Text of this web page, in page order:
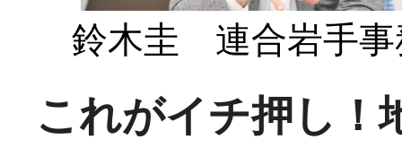
鈴木圭 連合岩手事
これがイチ押し！